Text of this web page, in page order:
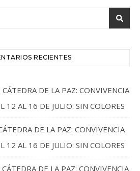
RECIENTES
CÁTEDRA DE LA PAZ: CONVIVENCIA
12 AL 16 DE JULIO: SIN COLORES
DE LA PAZ: CONVIVENCIA
12 AL 16 DE JULIO: SIN COLORES
CÁTEDRA DE LA PAZ: CONVIVENCIA